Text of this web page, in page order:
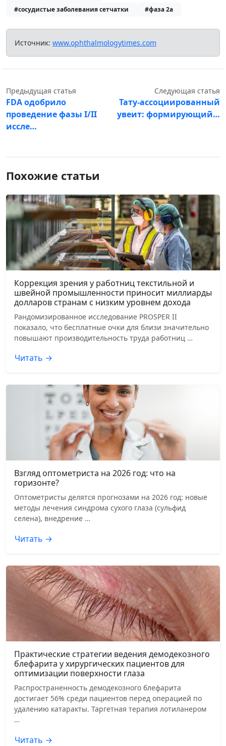
#сосудистые заболевания сетчатки
#фаза 2a
Источник: www.ophthalmologytimes.com
Предыдущая статья
FDA одобрило
проведение фазы I/II
иссле…
Следующая статья
Тату-ассоциированный
увеит: формирующий…
Похожие статьи
Коррекция зрения у работниц текстильной и
швейной промышленности приносит миллиарды
долларов странам с низким уровнем дохода
Рандомизированное исследование PROSPER II
показало, что бесплатные очки для близи значительно
повышают производительность труда работниц …
Читать →
Взгляд оптометриста на 2026 год: что на
горизонте?
Оптометристы делятся прогнозами на 2026 год: новые
методы лечения синдрома сухого глаза (сульфид
селена), внедрение …
Читать →
Практические стратегии ведения демодекозного
блефарита у хирургических пациентов для
оптимизации поверхности глаза
Распространенность демодекозного блефарита
достигает 56% среди пациентов перед операцией по
удалению катаракты. Таргетная терапия лотиланером
…
Читать →